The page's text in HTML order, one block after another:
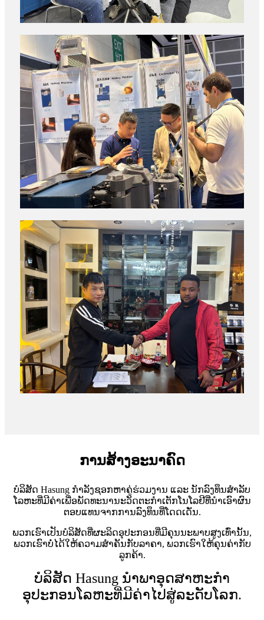
ການສ້າງອະນາຄົດ
ບໍລິສັດ Hasung ກຳລັງຊອກຫາຄູ່ຮ່ວມງານ ແລະ ນັກລົງທຶນສຳລັບ
ໂລຫະທີ່ມີຄ່າເພື່ອພັດທະນານະວັດຕະກໍາເຕັກໂນໂລຢີທີ່ນຳເອົາຜົນ
ຕອບແທນຈາກການລົງທຶນທີ່ໂດດເດັ່ນ.
ພວກເຮົາເປັນບໍລິສັດທີ່ຜະລິດອຸປະກອນທີ່ມີຄຸນນະພາບສູງເທົ່ານັ້ນ,
ພວກເຮົາບໍ່ໄດ້ໃຫ້ຄວາມສຳຄັນກັບລາຄາ, ພວກເຮົາໃຫ້ຄຸນຄ່າກັບ
ລູກຄ້າ.
ບໍລິສັດ Hasung ນຳພາອຸດສາຫະກຳ
ອຸປະກອນໂລຫະທີ່ມີຄ່າໄປສູ່ລະດັບໂລກ.